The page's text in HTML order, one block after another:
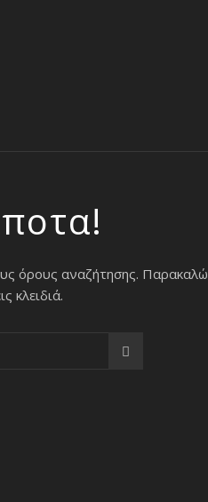
όρους αναζήτησης. Παρακαλώ
κλειδιά.